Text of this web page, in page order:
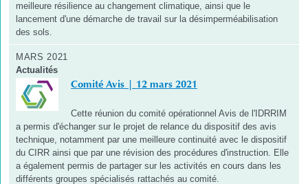
meilleure résilience au changement climatique, ainsi que le
lancement d'une démarche de travail sur la désimperméabilisation
des sols.
MARS 2021
Actualités
Comité Avis | 12 mars 2021
Cette réunion du comité opérationnel Avis de l'IDRRIM
a permis d'échanger sur le projet de relance du dispositif des avis
technique, notamment par une meilleure continuité avec le dispositif
du CIRR ainsi que par une révision des procédures d'instruction. Elle
a également permis de partager sur les activités en cours dans les
différents groupes spécialisés rattachés au comité.